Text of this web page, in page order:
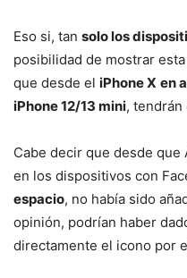
Eso si, tan solo los
posibilidad de mostrar
que desde el iPhone X en
iPhone 12/13 mini, tendrán
Cabe decir que desde que
en los dispositivos con
espacio, no había sido
opinión, podrían haber
directamente el icono por